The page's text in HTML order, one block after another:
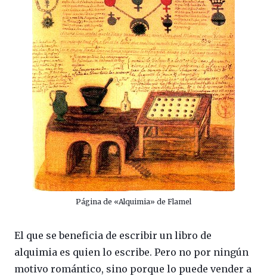
Página de «Alquimia» de Flamel
El que se beneficia de escribir un libro de
alquimia es quien lo escribe. Pero no por ningún
motivo romántico, sino porque lo puede vender a